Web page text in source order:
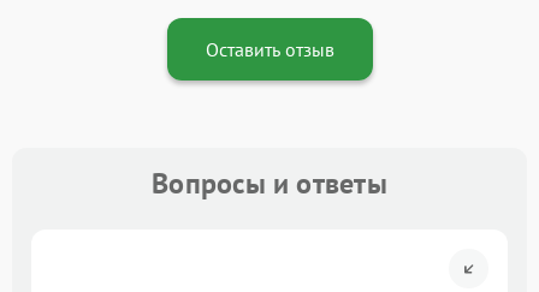
Оставить отзыв
Вопросы и ответы